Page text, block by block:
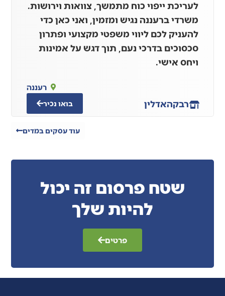
לעריכת ייפוי כוח מתמשך, צוואות וירושות.
משרדי ברעננה נגיש ומזמין, ואני כאן כדי
להעניק לכם ליווי משפטי מקצועי ופתרון
סכסוכים בדרכי נעם, תוך דגש על אמינות
ויחס אישי.
רבקהאדלין
רעננה
בואו נכיר
עוד עסקים במדים
שטח פרסום זה יכול
להיות שלך
פרטים